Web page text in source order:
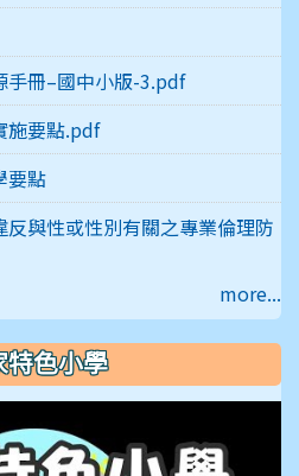
手冊–國中小版-3.pdf
施要點.pdf
要點
與性或性別有關之專業倫理防
more...
特色小學